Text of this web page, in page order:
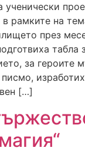
ученически
рамките на
през
табла
за героите
[…]